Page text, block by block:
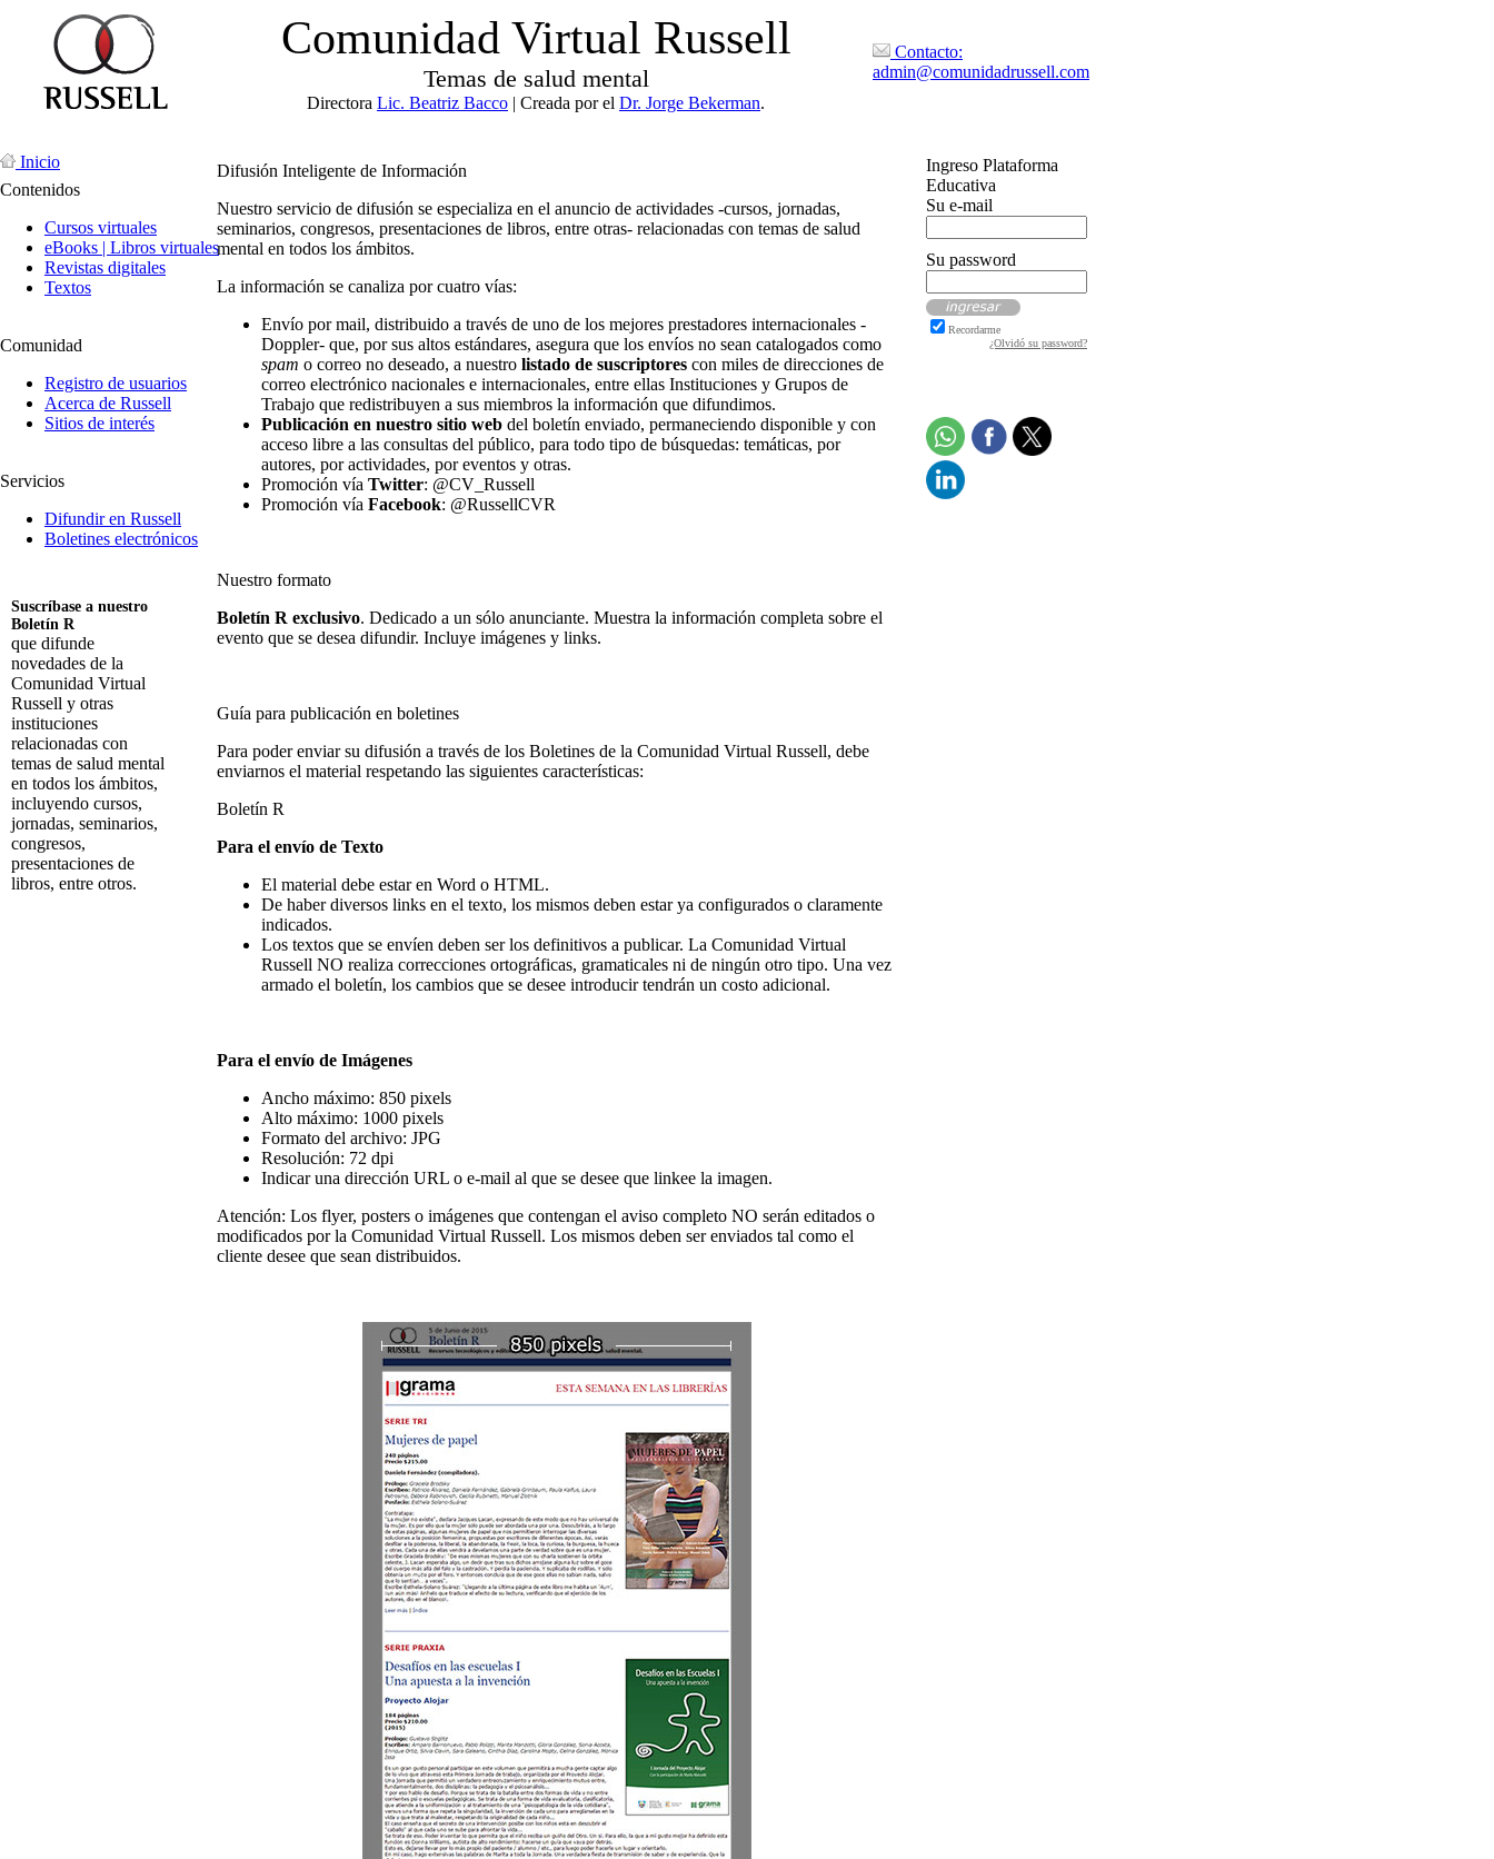
Comunidad Virtual Russell
Temas de salud mental
Directora Lic. Beatriz Bacco | Creada por el Dr. Jorge Bekerman.
Contacto:
admin@comunidadrussell.com
Inicio
Contenidos
Cursos virtuales
eBooks | Libros virtuales
Revistas digitales
Textos
Comunidad
Registro de usuarios
Acerca de Russell
Sitios de interés
Servicios
Difundir en Russell
Boletines electrónicos
Suscríbase a nuestro
Boletín R
que difunde
novedades de la
Comunidad Virtual
Russell y otras
instituciones
relacionadas con
temas de salud mental
en todos los ámbitos,
incluyendo cursos,
jornadas, seminarios,
congresos,
presentaciones de
libros, entre otros.
Difusión Inteligente de Información
Nuestro servicio de difusión se especializa en el anuncio de actividades -cursos, jornadas,
seminarios, congresos, presentaciones de libros, entre otras- relacionadas con temas de salud
mental en todos los ámbitos.
La información se canaliza por cuatro vías:
Envío por mail, distribuido a través de uno de los mejores prestadores internacionales -
Doppler- que, por sus altos estándares, asegura que los envíos no sean catalogados como
spam o correo no deseado, a nuestro listado de suscriptores con miles de direcciones de
correo electrónico nacionales e internacionales, entre ellas Instituciones y Grupos de
Trabajo que redistribuyen a sus miembros la información que difundimos.
Publicación en nuestro sitio web del boletín enviado, permaneciendo disponible y con
acceso libre a las consultas del público, para todo tipo de búsquedas: temáticas, por
autores, por actividades, por eventos y otras.
Promoción vía Twitter: @CV_Russell
Promoción vía Facebook: @RussellCVR
Nuestro formato
Boletín R exclusivo. Dedicado a un sólo anunciante. Muestra la información completa sobre el
evento que se desea difundir. Incluye imágenes y links.
Guía para publicación en boletines
Para poder enviar su difusión a través de los Boletines de la Comunidad Virtual Russell, debe
enviarnos el material respetando las siguientes características:
Boletín R
Para el envío de Texto
El material debe estar en Word o HTML.
De haber diversos links en el texto, los mismos deben estar ya configurados o claramente
indicados.
Los textos que se envíen deben ser los definitivos a publicar. La Comunidad Virtual
Russell NO realiza correcciones ortográficas, gramaticales ni de ningún otro tipo. Una vez
armado el boletín, los cambios que se desee introducir tendrán un costo adicional.
Para el envío de Imágenes
Ancho máximo: 850 pixels
Alto máximo: 1000 pixels
Formato del archivo: JPG
Resolución: 72 dpi
Indicar una dirección URL o e-mail al que se desee que linkee la imagen.
Atención: Los flyer, posters o imágenes que contengan el aviso completo NO serán editados o
modificados por la Comunidad Virtual Russell. Los mismos deben ser enviados tal como el
cliente desee que sean distribuidos.
Ingreso Plataforma
Educativa
Su e-mail
Su password
Recordarme
¿Olvidó su password?